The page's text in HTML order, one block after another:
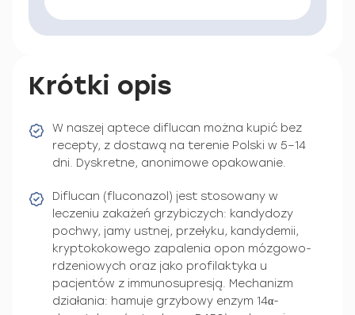
Krótki opis
W naszej aptece diflucan można kupić bez
recepty, z dostawą na terenie Polski w 5–14
dni. Dyskretne, anonimowe opakowanie.
Diflucan (fluconazol) jest stosowany w
leczeniu zakażeń grzybiczych: kandydozy
pochwy, jamy ustnej, przełyku, kandydemii,
kryptokokowego zapalenia opon mózgowo-
rdzeniowych oraz jako profilaktyka u
pacjentów z immunosupresją. Mechanizm
działania: hamuje grzybowy enzym 14α-